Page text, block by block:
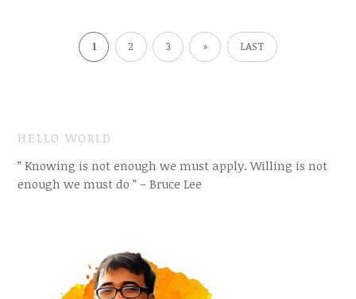
1 2 3 » LAST
HELLO WORLD
” Knowing is not enough we must apply. Willing is not
enough we must do ” – Bruce Lee